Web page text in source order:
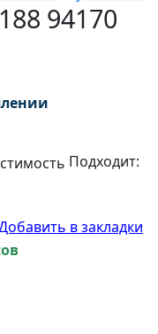
94170
Подходит:
в закладки